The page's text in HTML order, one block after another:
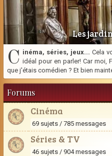
Les
C inéma, séries, jeux... Cela
idéal pour en parler! Car moi,
que j'étais comédien ? Et bien
Forums
Cinéma
69 sujets / 785 messages
Séries & TV
46 sujets / 904 messages